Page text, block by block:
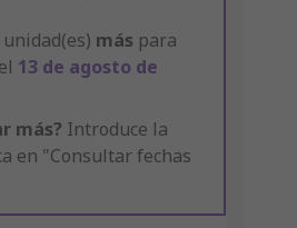
unidad(es) más para
13 de agosto de
más? Introduce la
en "Consultar fechas